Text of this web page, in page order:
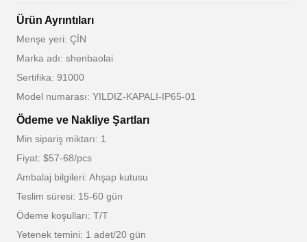
Ürün Ayrıntıları
Menşe yeri: ÇİN
Marka adı: shenbaolai
Sertifika: 91000
Model numarası: YILDIZ-KAPALI-IP65-01
Ödeme ve Nakliye Şartları
Min sipariş miktarı: 1
Fiyat: $57-68/pcs
Ambalaj bilgileri: Ahşap kutusu
Teslim süresi: 15-60 gün
Ödeme koşulları: T/T
Yetenek temini: 1 adet/20 gün